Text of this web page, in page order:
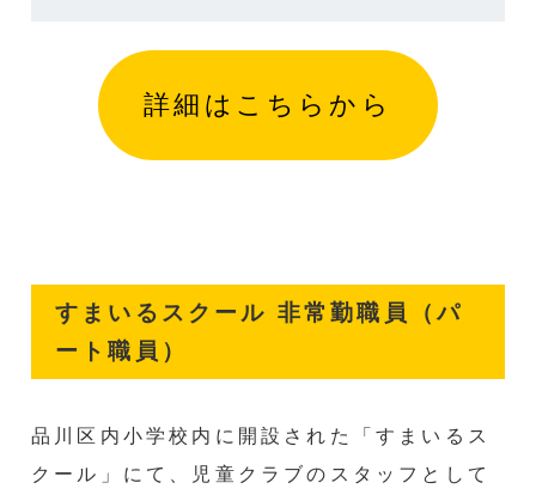
詳細はこちらから
すまいるスクール 非常勤職員（パ
ート職員）
品川区内小学校内に開設された「すまいるス
クール」にて、児童クラブのスタッフとして